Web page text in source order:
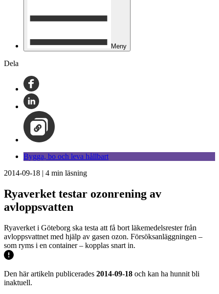
Meny
Dela
Bygga, bo och leva hållbart
2014-09-18 | 4 min läsning
Ryaverket testar ozonrening av
avloppsvatten
Ryaverket i Göteborg ska testa att få bort läkemedelsrester från
avloppsvattnet med hjälp av gasen ozon. Försöksanläggningen –
som ryms i en container – kopplas snart in.
Den här artikeln publicerades 2014-09-18 och kan ha hunnit bli
inaktuell.